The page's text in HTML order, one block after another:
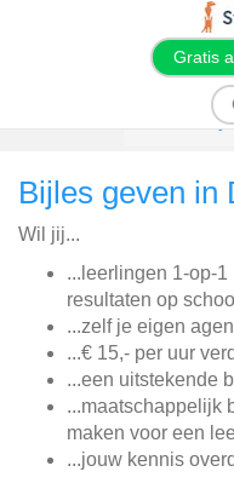
Gratis
Bijles geven in
Wil jij...
...leerlingen 1-op-
resultaten op
...zelf je eigen
...€ 15,- per uur
...een uitstekende
...maatschappelijk
maken voor een
...jouw kennis